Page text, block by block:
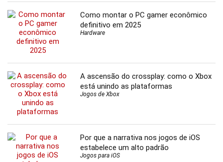
Como montar o PC gamer econômico
definitivo em 2025
Hardware
A ascensão do crossplay: como o Xbox
está unindo as plataformas
Jogos de Xbox
Por que a narrativa nos jogos de iOS
estabelece um alto padrão
Jogos para iOS